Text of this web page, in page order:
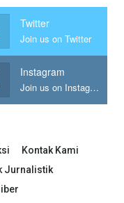
Twitter
Join us on Twitter
Instagram
Join us on Instagram
Kontak Kami
Jurnalistik